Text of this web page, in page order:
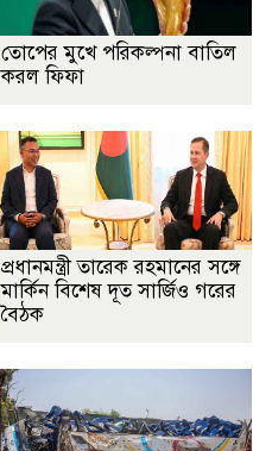
তোপের মুখে পরিকল্পনা বাতিল
করল ফিফা
প্রধানমন্ত্রী তারেক রহমানের সঙ্গে
মার্কিন বিশেষ দূত সার্জিও গরের
বৈঠক